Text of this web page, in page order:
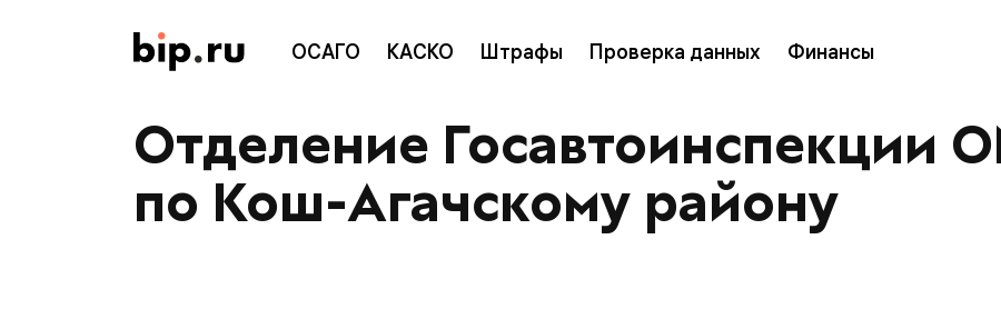
ОСАГО КАСКО Штрафы Проверка данных Финансы
Отделение Госавтоинспекции
по Кош-Агачскому району